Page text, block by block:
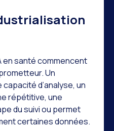
en santé commencent
Un
d’analyse, un
répétitive, une
du suivi ou permet
certaines données.